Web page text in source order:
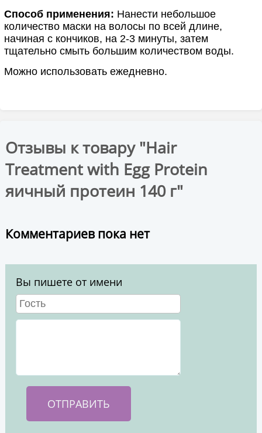
Способ применения: Нанести небольшое
количество маски на волосы по всей длине,
начиная с кончиков, на 2-3 минуты, затем
тщательно смыть большим количеством воды.
Можно использовать ежедневно.
Отзывы к товару "Hair
Treatment with Egg Protein
яичный протеин 140 г"
Комментариев пока нет
Вы пишете от имени